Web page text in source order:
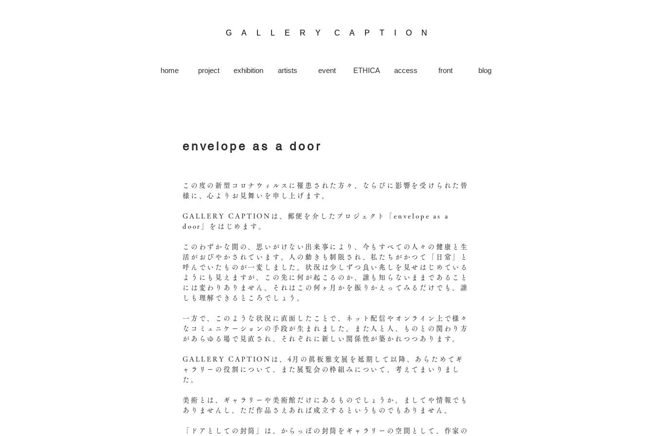
​G A L L E R Y C A P T I O N
home project exhibition artists event ETHICA access front blog
envelope as a door
この度の新型コロナウィルスに罹患された方々、ならびに影響を受けられた皆
様に、心よりお見舞いを申し上げます。
GALLERY CAPTIONは、郵便を介したプロジェクト「envelope as a
door」をはじめます。
このわずかな間の、思いがけない出来事により、今もすべての人々の健康と生
活がおびやかされています。人の動きも制限され、私たちがかつて「日常」と
呼んでいたものが一変しました。状況は少しずつ良い兆しを見せはじめている
ようにも見えますが、この先に何が起こるのか、誰も知らないままであること
には変わりありません。それはこの何ヶ月かを振りかえってみるだけでも、誰
しも理解できるところでしょう。
一方で、このような状況に直面したことで、ネット配信やオンライン上で様々
なコミュニケーションの手段が生まれました。また人と人、ものとの関わり方
があらゆる場で見直され、それぞれに新しい関係性が築かれつつあります。
GALLERY CAPTIONは、4月の眞板雅文展を延期して以降、あらためてギ
ャラリーの役割について、また展覧会の枠組みについて、考えてまいりまし
た。
美術とは、ギャラリーや美術館だけにあるものでしょうか。ましてや情報でも
ありませんし、ただ作品さえあれば成立するというものでもありません。
「ドアとしての封筒」は、からっぽの封筒をギャラリーの空間として、作家の